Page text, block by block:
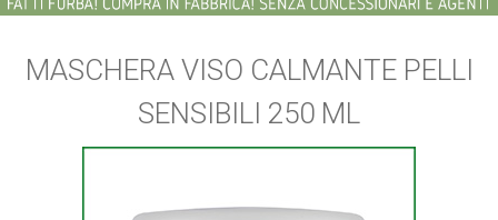
MASCHERA VISO CALMANTE PELLI
SENSIBILI 250 ML